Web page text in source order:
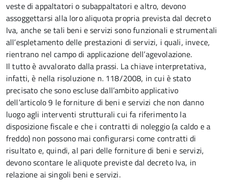
veste di appaltatori o subappaltatori e altro, devono
assoggettarsi alla loro aliquota propria prevista dal decreto
Iva, anche se tali beni e servizi sono funzionali e strumentali
all’espletamento delle prestazioni di servizi, i quali, invece,
rientrano nel campo di applicazione dell’agevolazione.
Il tutto è avvalorato dalla prassi. La chiave interpretativa,
infatti, è nella risoluzione n. 118/2008, in cui è stato
precisato che sono escluse dall’ambito applicativo
dell’articolo 9 le forniture di beni e servizi che non danno
luogo agli interventi strutturali cui fa riferimento la
disposizione fiscale e che i contratti di noleggio (a caldo e a
freddo) non possono mai configurarsi come contratti di
risultato e, quindi, al pari delle forniture di beni e servizi,
devono scontare le aliquote previste dal decreto Iva, in
relazione ai singoli beni e servizi.